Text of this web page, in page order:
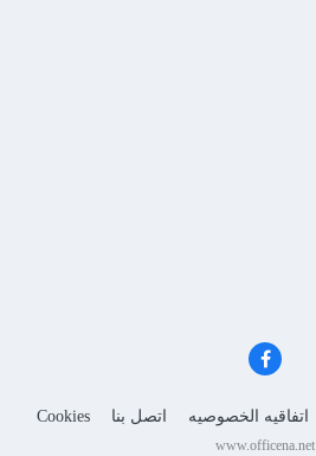
اتفاقيه الخصوصيه اتصل بنا Cookies
www.officena.net